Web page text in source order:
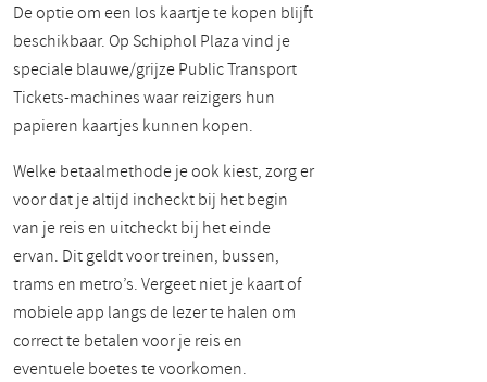
De optie om een los kaartje te kopen blijft
beschikbaar. Op Schiphol Plaza vind je
speciale blauwe/grijze Public Transport
Tickets-machines waar reizigers hun
papieren kaartjes kunnen kopen.
Welke betaalmethode je ook kiest, zorg er
voor dat je altijd incheckt bij het begin
van je reis en uitcheckt bij het einde
ervan. Dit geldt voor treinen, bussen,
trams en metro’s. Vergeet niet je kaart of
mobiele app langs de lezer te halen om
correct te betalen voor je reis en
eventuele boetes te voorkomen.